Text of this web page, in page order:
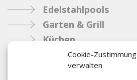
Cookie-Zustimmung
verwalten
Edelstahlpools
Garten & Grill
Küchen
Metallbau
Industrie